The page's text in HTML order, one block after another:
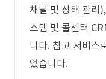
채널 및 상태 관리
스템 및 콜센터
니다. 참고 서비스
었습니다.